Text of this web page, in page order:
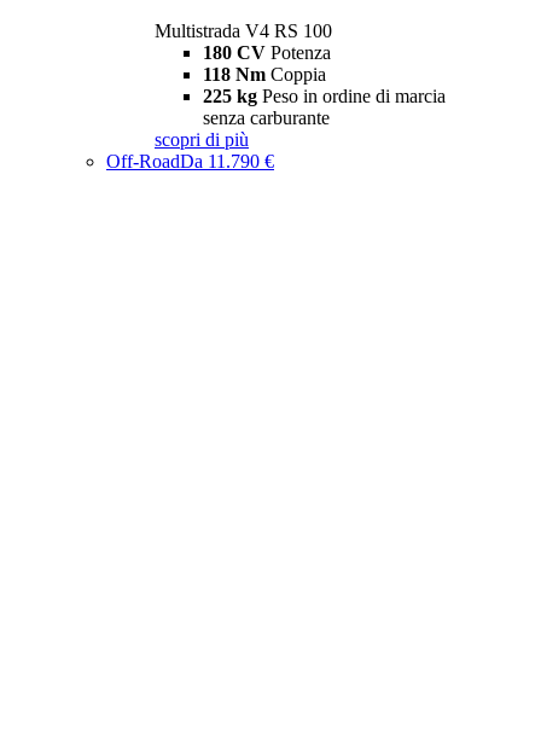
Multistrada V4 RS 100
180 CV Potenza
118 Nm Coppia
225 kg Peso in ordine di marcia
senza carburante
scopri di più
Off-RoadDa 11.790 €